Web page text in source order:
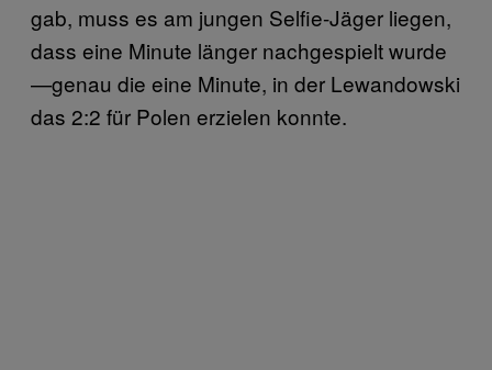
gab, muss es am jungen Selfie-Jäger liegen,
dass eine Minute länger nachgespielt wurde
—genau die eine Minute, in der Lewandowski
das 2:2 für Polen erzielen konnte.